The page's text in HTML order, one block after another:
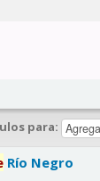
para:
Río Negro